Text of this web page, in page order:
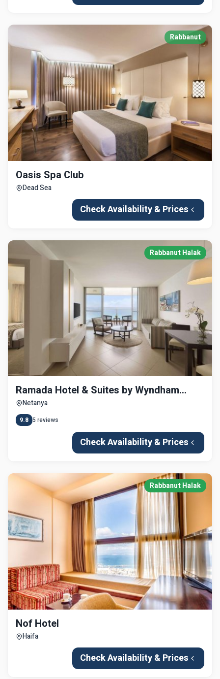
Rabbanut
Oasis Spa Club
Dead Sea
Check Availability & Prices
Rabbanut Halak
Ramada Hotel & Suites by Wyndham
Netanya
Netanya
9.8 5 reviews
Check Availability & Prices
Rabbanut Halak
Nof Hotel
Haifa
Check Availability & Prices